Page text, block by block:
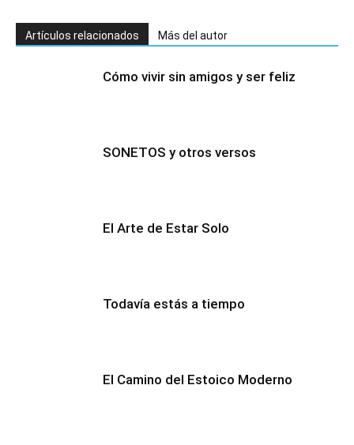
Artículos relacionados Más del autor
Cómo vivir sin amigos y ser feliz
SONETOS y otros versos
El Arte de Estar Solo
Todavía estás a tiempo
El Camino del Estoico Moderno